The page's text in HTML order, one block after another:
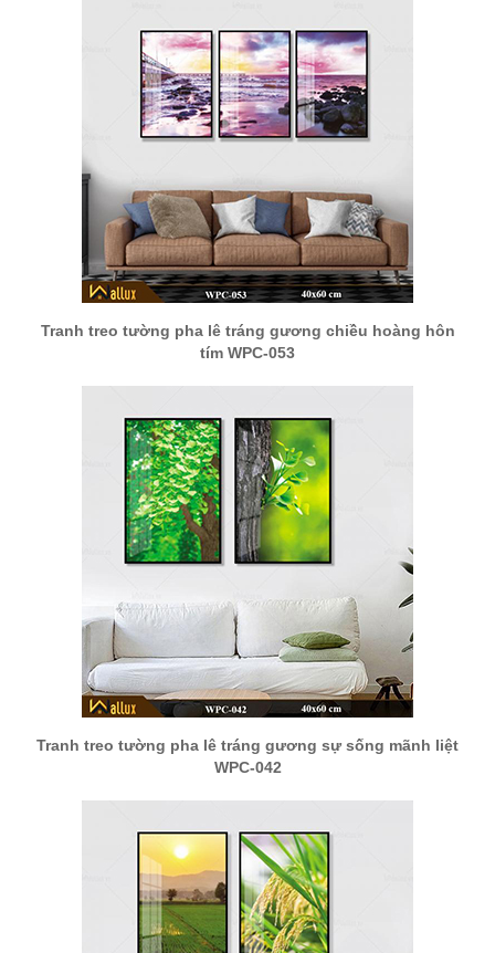
Tranh treo tường pha lê tráng gương chiều hoàng hôn
tím WPC-053
Tranh treo tường pha lê tráng gương sự sống mãnh liệt
WPC-042